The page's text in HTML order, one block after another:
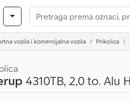
vozila i komercijalna vozila Prikolica
4310TB, 2,0 to. Alu